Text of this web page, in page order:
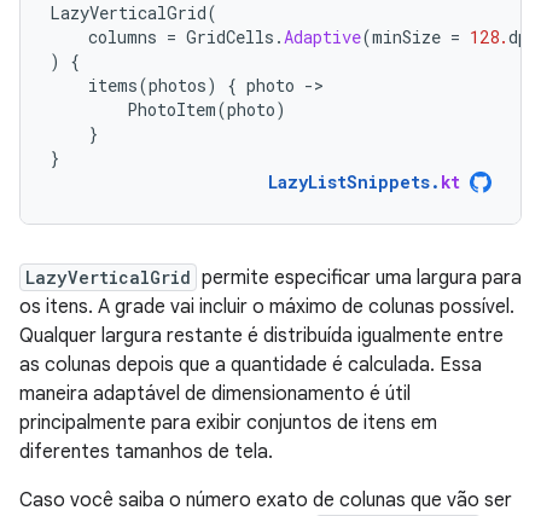
LazyVerticalGrid(
columns = GridCells .Adaptive(minSize = 128.dp
)
{
items(photos) { photo -
PhotoItem(photo)
}
}
LazyListSnippets. kt
LazyVerticalGrid permite especificar uma largura para
os itens. A grade vai incluir o máximo de colunas possível.
Qualquer largura restante é distribuída igualmente entre
as colunas depois que a quantidade é calculada. Essa
maneira adaptável de dimensionamento é útil
principalmente para exibir conjuntos de itens em
diferentes tamanhos de tela.
Caso você saiba o número exato de colunas que vão ser